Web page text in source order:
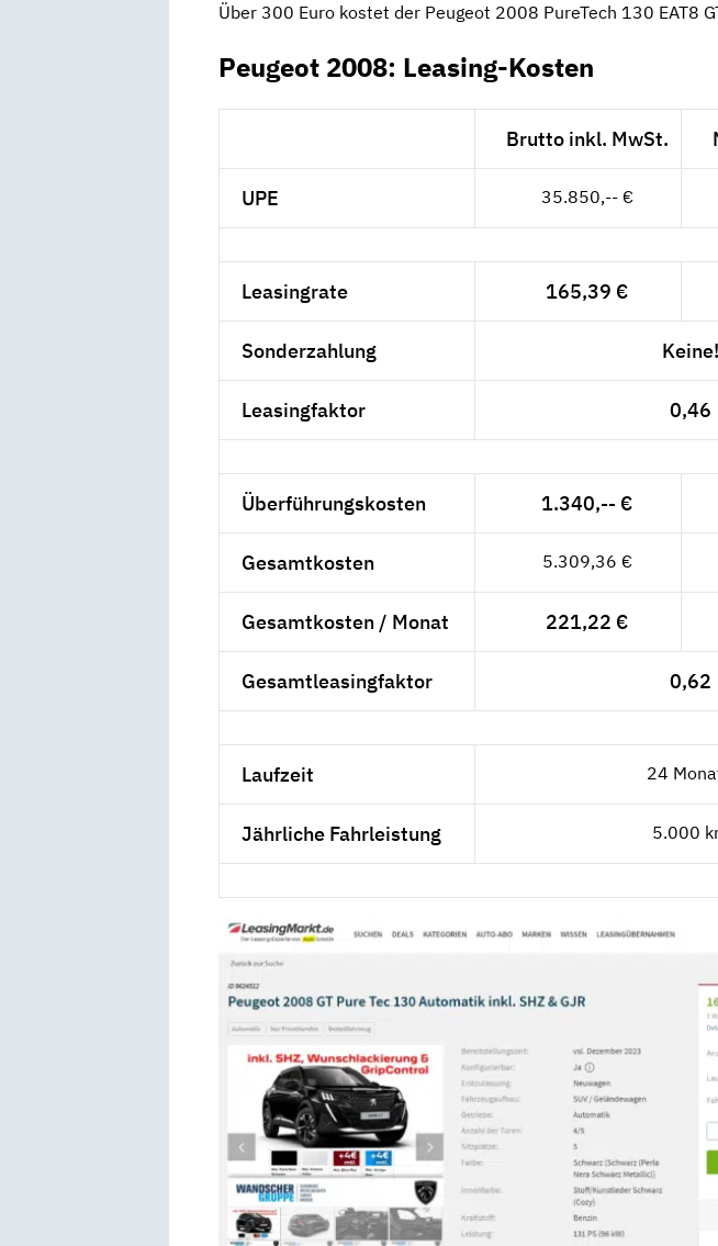
Über 300 Euro kostet der Peugeot 2008 PureTech 130 EAT8
Peugeot 2008: Leasing-Kosten
Brutto inkl. MwSt.
UPE 35.850,-- €
Leasingrate 165,39 €
Sonderzahlung Keine!
Leasingfaktor 0,46
Überführungskosten 1.340,-- €
Gesamtkosten 5.309,36 €
Gesamtkosten / Monat 221,22 €
Gesamtleasingfaktor 0,62
Laufzeit 24
Jährliche Fahrleistung 5.000